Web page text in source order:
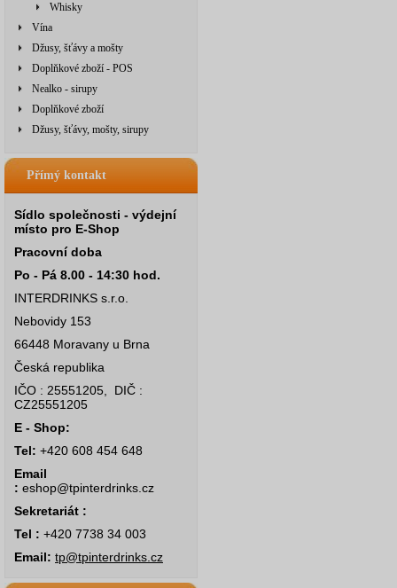
Whisky
Vína
Džusy, šťávy a mošty
Doplňkové zboží - POS
Nealko - sirupy
Doplňkové zboží
Džusy, šťávy, mošty, sirupy
Přímý kontakt
Sídlo společnosti - výdejní
místo pro E-Shop
Pracovní doba
Po - Pá 8.00 - 14:30 hod.
INTERDRINKS s.r.o.
Nebovidy 153
66448 Moravany u Brna
Česká republika
IČO : 25551205, DIČ :
CZ25551205
E - Shop:
Tel: +420 608 454 648
Email
: eshop@tpinterdrinks.cz
Sekretariát :
Tel : +420 7738 34 003
Email: tp@tpinterdrinks.cz